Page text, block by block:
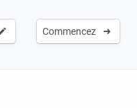
Commencez